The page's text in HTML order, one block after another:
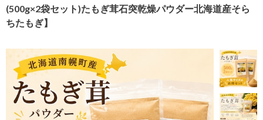
(500g×2袋セット)たもぎ茸石突乾燥パウダー北海道産そら
ちたもぎ】